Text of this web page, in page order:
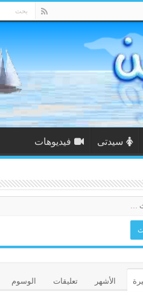
سيدتى فيديوهات
الأشهر تعليقات الوسوم